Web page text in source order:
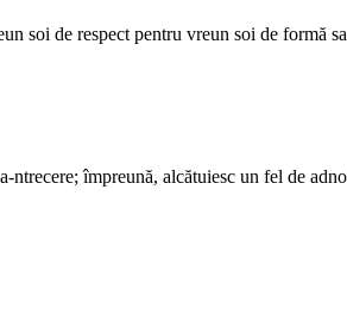
soi de respect pentru vreun soi de formă
împreună, alcătuiesc un fel de